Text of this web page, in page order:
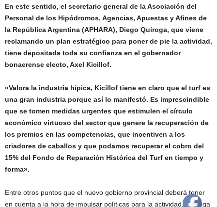
En este sentido, el secretario general de laAsociación del
Personal de los Hipódromos, Agencias, Apuestas y Afines de
la República Argentina (APHARA), Diego Quiroga, que viene
reclamando un plan estratégico para poner de pie la actividad,
tiene depositada toda su confianza en el gobernador
bonaerense electo, Axel Kicillof.
«Valora la industria hípica, Kicillof tiene en claro que el turf es
una gran industria porque así lo manifestó. Es imprescindible
que se tomen medidas urgentes que estimulen el círculo
económico virtuoso del sector que genere la recuperación de
los premios en las competencias, que incentiven a los
criadores de caballos y que podamos recuperar el cobro del
15% del Fondo de Reparación Histórica del Turf en tiempo y
forma».
Entre otros puntos que el nuevo gobierno provincial deberá tener
en cuenta a la hora de impulsar políticas para la actividad, Quiroga